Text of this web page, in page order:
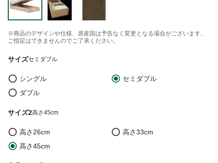
※商品のデザインや仕様、原産国は予告なく変更となる場合がございます。
ご指定はできませんのでご了承ください。
サイズセミダブル
シングル
セミダブル
ダブル
サイズ2高さ45cm
高さ26cm
高さ33cm
高さ45cm